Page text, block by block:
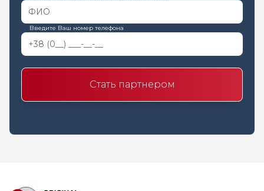
Введите Ваш номер телефона
Стать партнером